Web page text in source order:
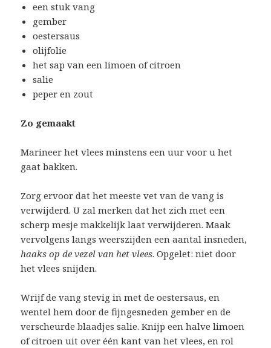
een stuk vang
gember
oestersaus
olijfolie
het sap van een limoen of citroen
salie
peper en zout
Zo gemaakt
Marineer het vlees minstens een uur voor u het
gaat bakken.
Zorg ervoor dat het meeste vet van de vang is
verwijderd. U zal merken dat het zich met een
scherp mesje makkelijk laat verwijderen. Maak
vervolgens langs weerszijden een aantal insneden,
haaks op de vezel van het vlees. Opgelet: niet door
het vlees snijden.
Wrijf de vang stevig in met de oestersaus, en
wentel hem door de fijngesneden gember en de
verscheurde blaadjes salie. Knijp een halve limoen
of citroen uit over één kant van het vlees, en rol